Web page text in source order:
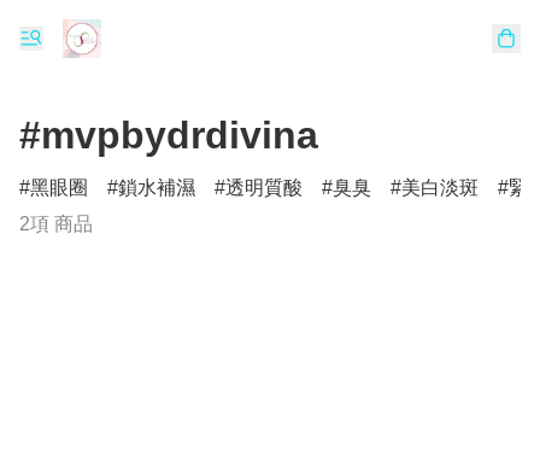
#mvpbydrdivina
黑眼圈 鎖水補濕 透明質酸 臭臭 美白淡斑
緊
2項 商品